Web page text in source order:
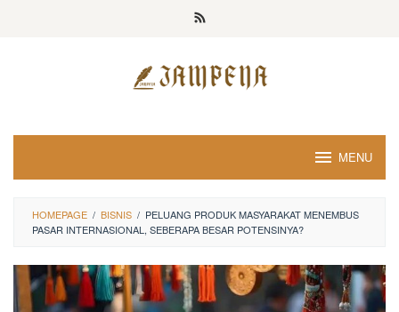
MENU
HOMEPAGE / BISNIS / PELUANG PRODUK MASYARAKAT MENEMBUS
PASAR INTERNASIONAL, SEBERAPA BESAR POTENSINYA?